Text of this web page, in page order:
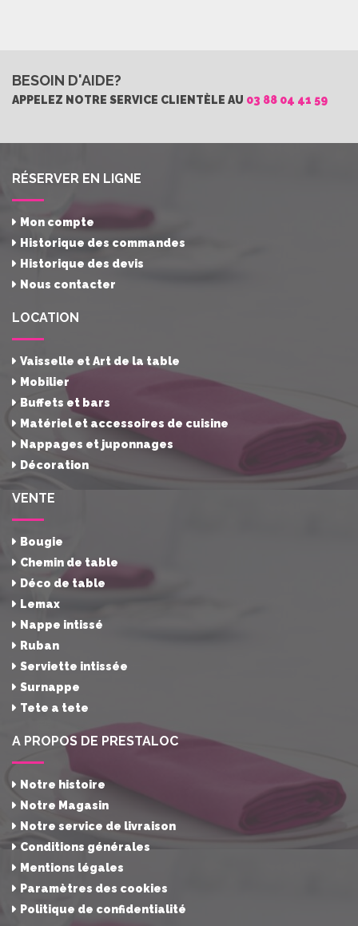
BESOIN D'AIDE?
APPELEZ NOTRE SERVICE CLIENTÈLE AU 03 88 04 41 59
RÉSERVER EN LIGNE
Mon compte
Historique des commandes
Historique des devis
Nous contacter
LOCATION
Vaisselle et Art de la table
Mobilier
Buffets et bars
Matériel et accessoires de cuisine
Nappages et juponnages
Décoration
VENTE
Bougie
Chemin de table
Déco de table
Lemax
Nappe intissé
Ruban
Serviette intissée
Surnappe
Tete a tete
A PROPOS DE PRESTALOC
Notre histoire
Notre Magasin
Notre service de livraison
Conditions générales
Mentions légales
Paramètres des cookies
Politique de confidentialité